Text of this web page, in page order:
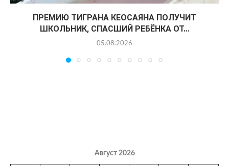
ПРЕМИЮ ТИГРАНА КЕОСАЯНА ПОЛУЧИТ
ШКОЛЬНИК, СПАСШИЙ РЕБЁНКА ОТ...
05.08.2026
Август 2026